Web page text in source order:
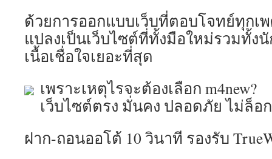
ด้วยการออกแบบเว็บที่ตอบโจทย์ทุกเพ
แปลงเป็นเว็บไซต์ที่ทั้งมือใหม่รวมทั้ง
เนื้อเชื่อใจเยอะที่สุด
เพราะเหตุไรจะต้องเลือก m4new?
เว็บไซต์ตรง มั่นคง ปลอดภัย ไม่ล็อ
ฝาก-ถอนออโต้ 10 วินาที รองรับ